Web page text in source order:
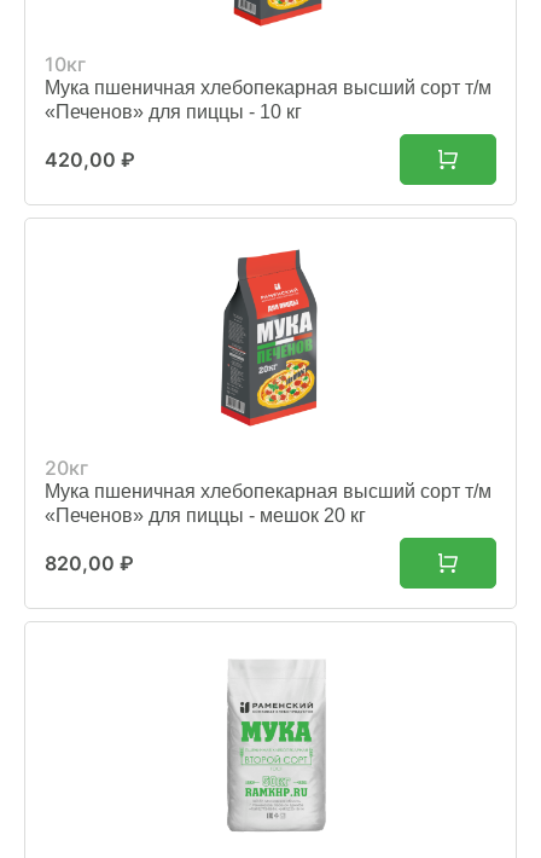
10кг
Мука пшеничная хлебопекарная высший сорт т/м
«Печенов» для пиццы - 10 кг
420,00 ₽
20кг
Мука пшеничная хлебопекарная высший сорт т/м
«Печенов» для пиццы - мешок 20 кг
820,00 ₽